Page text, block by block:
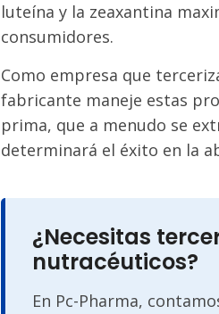
luteína y la zeaxantina
consumidores.
Como empresa que
fabricante maneje estas
prima, que a menudo se
determinará el éxito en la
¿Necesitas
nutracéuticos?
En Pc-Pharma,